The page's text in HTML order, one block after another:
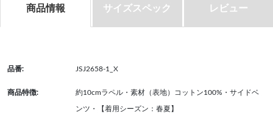
商品情報 サイズスペック レビュー
品番: JSJ2658-1_X
商品特徴: 約10cmラペル・素材（表地）コットン100%・サイドベ
ンツ・【着用シーズン：春夏】